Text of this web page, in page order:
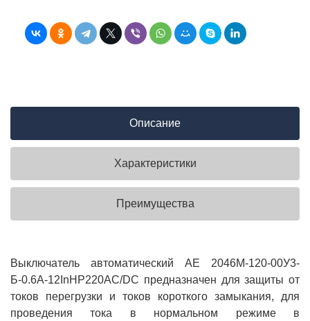
Описание
Характеристики
Преимущества
Выключатель автоматический АЕ 2046М-120-00У3-
Б-0.6А-12InНР220AC/DC предназначен для защиты от
токов перегрузки и токов короткого замыкания, для
проведения тока в нормальном режиме в